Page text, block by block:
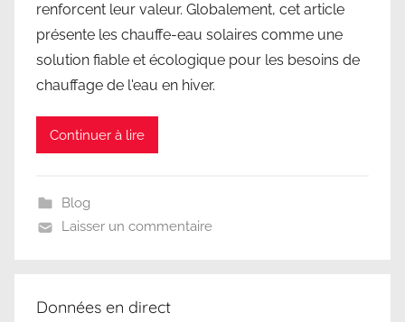
renforcent leur valeur. Globalement, cet article
présente les chauffe-eau solaires comme une
solution fiable et écologique pour les besoins de
chauffage de l'eau en hiver.
Continuer à lire
Blog
Laisser un commentaire
Données en direct